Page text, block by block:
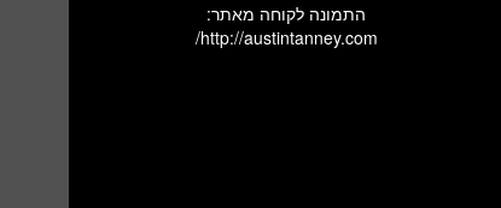
התמונה לקוחה מאתר:
http://austintanney.com/